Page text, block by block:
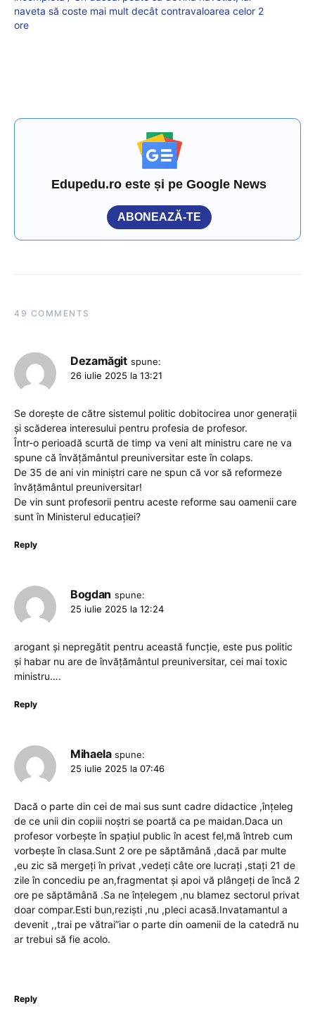
naveta să coste mai mult decât contravaloarea celor 2
ore
Edupedu.ro este și pe Google News
ABONEAZĂ-TE
49 COMMENTS
Dezamăgit spune:
26 iulie 2025 la 13:21
Se dorește de către sistemul politic dobitocirea unor generații
și scăderea interesului pentru profesia de profesor.
Într-o perioadă scurtă de timp va veni alt ministru care ne va
spune că învățământul preuniversitar este în colaps.
De 35 de ani vin miniștri care ne spun că vor să reformeze
învățământul preuniversitar!
De vin sunt profesorii pentru aceste reforme sau oamenii care
sunt în Ministerul educației?
Reply
Bogdan spune:
25 iulie 2025 la 12:24
arogant și nepregătit pentru această funcție, este pus politic
și habar nu are de învățământul preuniversitar, cei mai toxic
ministru….
Reply
Mihaela spune:
25 iulie 2025 la 07:46
Dacă o parte din cei de mai sus sunt cadre didactice ,înțeleg
de ce unii din copiii noștri se poartă ca pe maidan.Daca un
profesor vorbește în spațiul public în acest fel,mă întreb cum
vorbește în clasa.Sunt 2 ore pe săptămână ,dacă par multe
,eu zic să mergeți în privat ,vedeți câte ore lucrați ,stați 21 de
zile în concediu pe an,fragmentat și apoi vă plângeți de încă 2
ore pe săptămână .Sa ne înțelegem ,nu blamez sectorul privat
doar compar.Esti bun,reziști ,nu ,pleci acasă.Invatamantul a
devenit ,,trai pe vătrai”iar o parte din oamenii de la catedră nu
ar trebui să fie acolo.
Reply